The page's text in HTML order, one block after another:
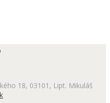
18, 03101, Lipt. Mikuláš